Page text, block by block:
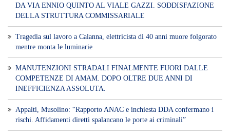
DA VIA ENNIO QUINTO AL VIALE GAZZI. SODDISFAZIONE
DELLA STRUTTURA COMMISSARIALE
Tragedia sul lavoro a Calanna, elettricista di 40 anni muore folgorato
mentre monta le luminarie
MANUTENZIONI STRADALI FINALMENTE FUORI DALLE
COMPETENZE DI AMAM. DOPO OLTRE DUE ANNI DI
INEFFICIENZA ASSOLUTA.
​Appalti, Musolino: “Rapporto ANAC e inchiesta DDA confermano i
rischi. Affidamenti diretti spalancano le porte ai criminali”